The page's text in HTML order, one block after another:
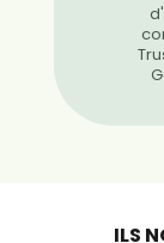
ILS